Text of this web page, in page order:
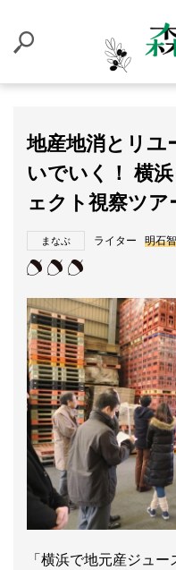
地産地消とリユ
いでいく！ 横
ェクト視察ツア
まなぶ ライター 明石
「横浜で地元産ジュ